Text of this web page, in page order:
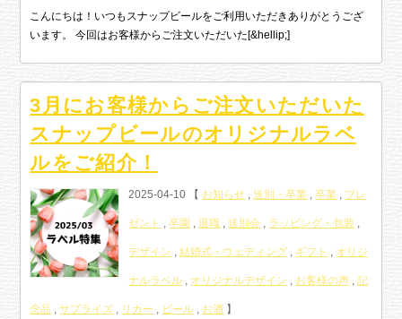
こんにちは！いつもスナップビールをご利用いただきありがとうござ
います。 今回はお客様からご注文いただいた[&hellip;]
3月にお客様からご注文いただいた
スナップビールのオリジナルラベ
ルをご紹介！
2025-04-10 【 お知らせ ,送別・卒業 ,卒業 , プレ
ゼント ,卒園 ,退職 ,送別会 , ラッピング・包装 ,
デザイン ,結婚式・ウェディング , ギフト , オリジ
ナルラベル , オリジナルデザイン , お客様の声 ,記
念品 ,サプライズ , リカー , ビール , お酒 】